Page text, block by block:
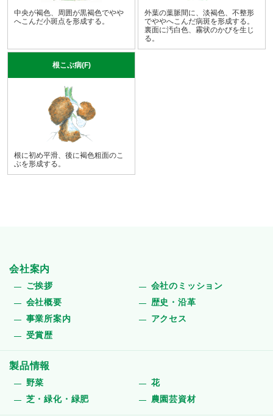
中央が褐色、周囲が黒褐色でやや
へこんだ小斑点を形成する。
外葉の葉脈間に、淡褐色、不整形
でややへこんだ病斑を形成する。
裏面に汚白色、霧状のかびを生じ
る。
根こぶ病(F)
根に初め平滑、後に褐色粗面のこ
ぶを形成する。
会社案内
ご挨拶
会社のミッション
会社概要
歴史・沿革
事業所案内
アクセス
受賞歴
製品情報
野菜
花
芝・緑化・緑肥
農園芸資材